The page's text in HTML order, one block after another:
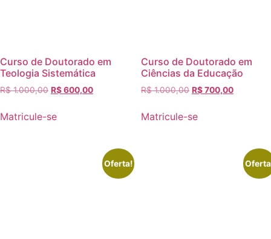
Curso de Doutorado em
Teologia Sistemática
R$1.000,00 R$600,00
Matricule-se
Curso de Doutorado em
Ciências da Educação
R$1.000,00 R$700,00
Matricule-se
Oferta!